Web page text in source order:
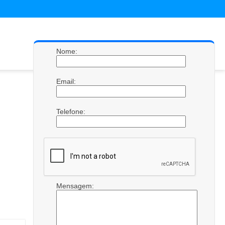
Nome:
Email:
Telefone:
Mensagem: